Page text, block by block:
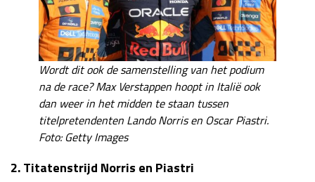
Wordt dit ook de samenstelling van het podium
na de race? Max Verstappen hoopt in Italië ook
dan weer in het midden te staan tussen
titelpretendenten Lando Norris en Oscar Piastri.
Foto: Getty Images
2. Titatenstrijd Norris en Piastri